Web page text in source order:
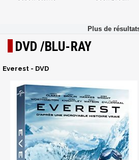
DVD /BLU-RAY
Everest - DVD